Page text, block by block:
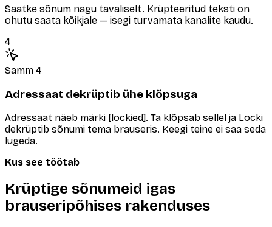
Saatke sõnum nagu tavaliselt. Krüpteeritud teksti on
ohutu saata kõikjale — isegi turvamata kanalite kaudu.
4
Samm 4
Adressaat dekrüptib ühe klõpsuga
Adressaat näeb märki [lockied]. Ta klõpsab sellel ja Locki
dekrüptib sõnumi tema brauseris. Keegi teine ei saa seda
lugeda.
Kus see töötab
Krüptige sõnumeid igas
brauseripõhises rakenduses